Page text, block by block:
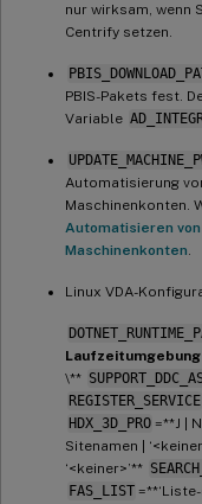
nur wirksam, wenn
Centrify setzen.
PBIS-Pakets fest.
Variable
Automatisierung
Maschinenkonten.
Automatisieren
Maschinenkonten.
Linux VDA-
\**
REGISTER_SERVICE
HDX_3D_PRO =**J |
Sitenamen |
‘<keiner>’**
FAS_LIST